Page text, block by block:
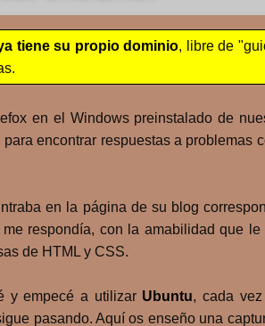
tiene su propio dominio, libre de
en el Windows preinstalado de
encontrar respuestas a problemas
en la página de su blog
respondía, con la amabilidad que le
de HTML y CSS.
y empecé a utilizar Ubuntu, cada
pasando. Aquí os enseño una